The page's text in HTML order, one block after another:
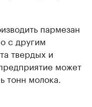
пармезан
с другим
твердых и
может
тонн молока.